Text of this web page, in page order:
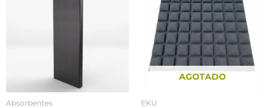
Absorbentes
AGOTADO
EKU